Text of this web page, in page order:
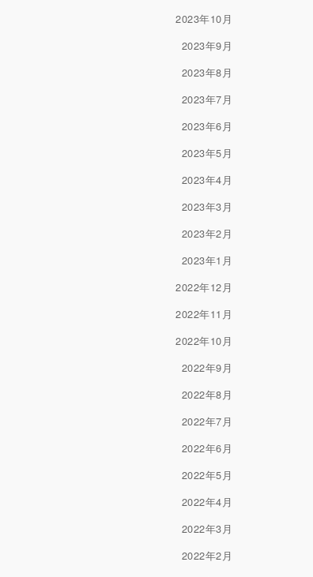
2023年10月
2023年9月
2023年8月
2023年7月
2023年6月
2023年5月
2023年4月
2023年3月
2023年2月
2023年1月
2022年12月
2022年11月
2022年10月
2022年9月
2022年8月
2022年7月
2022年6月
2022年5月
2022年4月
2022年3月
2022年2月